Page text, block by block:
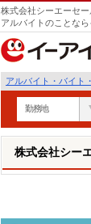
株式会社シーエーセ
アルバイトのことな
アルバイト・バイト
勤務地
株式会社シー